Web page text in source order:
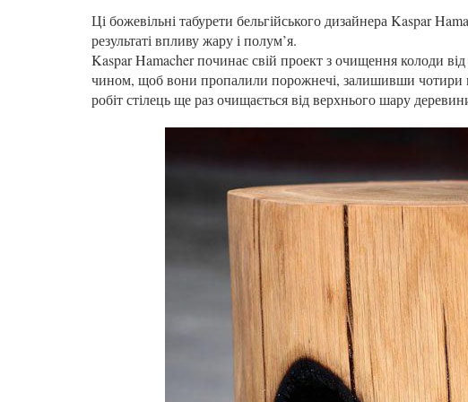
Ці божевільні табурети бельгійського дизайнера Kaspar
результаті впливу жару і полум’я.
Kaspar Hamacher починає свій проект з очищення колоди
чином, щоб вони пропалили порожнечі, залишивши чотири
робіт стілець ще раз очищається від верхнього шару